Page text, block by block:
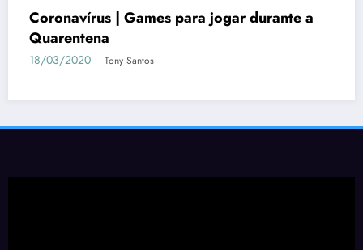
Coronavírus | Games para jogar durante a
Quarentena
18/03/2020 Tony Santos